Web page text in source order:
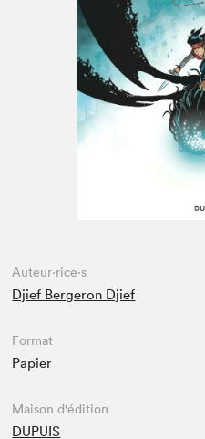
Espace enseignant·e·s
Espace pro
Auteur·rice·s
Djief Bergeron Djief
Format
Papier
Maison d'édition
DUPUIS